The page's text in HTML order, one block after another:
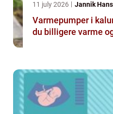
11 july 2026 Jannik
Varmepumper i
du billigere varme